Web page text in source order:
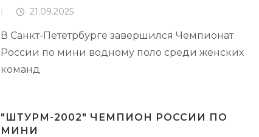
21.09.2025
В Санкт-Пететрбурге завершился Чемпионат
России по мини водному поло среди женских
команд
"ШТУРМ-2002" ЧЕМПИОН РОССИИ ПО
МИНИ